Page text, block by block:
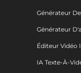
Générateur
Générateur
Éditeur Vidéo
IA Texte-À-